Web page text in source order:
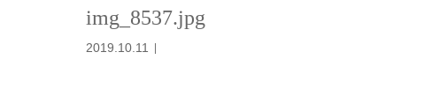
img_8537.jpg
2019.10.11